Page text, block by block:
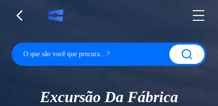
Excursão Da Fábrica